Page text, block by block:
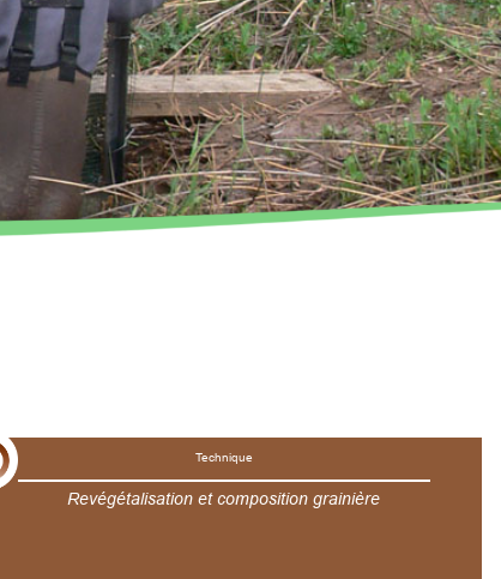
Technique
Revégétalisation et composition grainière